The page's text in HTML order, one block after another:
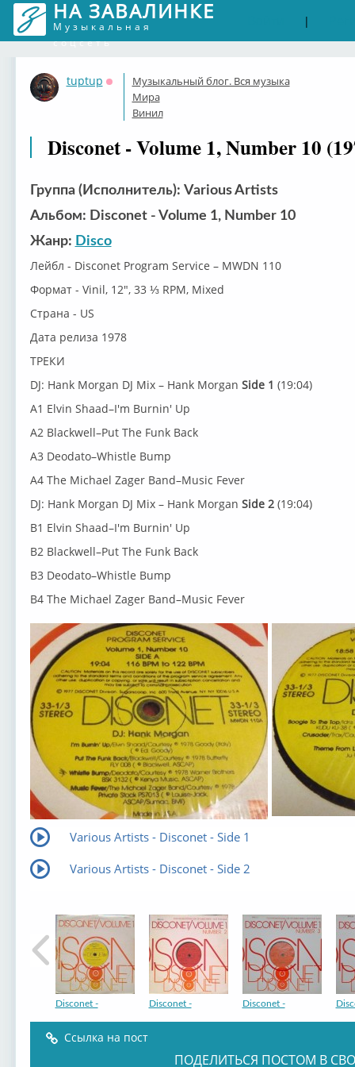
НА ЗАВАЛИНКЕ
Музыкальная
соцсеть
|
tuptup
Оффлайн
Музыкальный блог. Вся музыка
Мира
Винил
Disconet - Volume 1, Number 10
Группа (Исполнитель): Various Artists
Альбом: Disconet - Volume 1, Number 10
Жанр: Disco
Лейбл - Disconet Program Service – MWDN 110
Формат - Vinil, 12", 33 ⅓ RPM, Mixed
Страна - US
Дата релиза 1978
ТРЕКИ
DJ: Hank Morgan DJ Mix – Hank Morgan Side 1 (19:04)
A1 Elvin Shaad–I'm Burnin' Up
A2 Blackwell–Put The Funk Back
A3 Deodato–Whistle Bump
A4 The Michael Zager Band–Music Fever
DJ: Hank Morgan DJ Mix – Hank Morgan Side 2(19:04)
B1 Elvin Shaad–I'm Burnin' Up
B2 Blackwell–Put The Funk Back
B3 Deodato–Whistle Bump
B4 The Michael Zager Band–Music Fever
Various Artists - Disconet - Side 1
Various Artists - Disconet - Side 2
Disconet - Disconet - Disconet -
Ссылка на пост
ПОДЕЛИТЬСЯ ПОСТОМ В